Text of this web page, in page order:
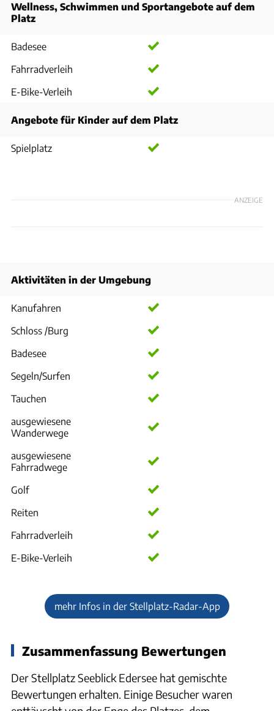
Wellness, Schwimmen und Sportangebote auf dem
Platz
Badesee
Fahrradverleih
E-Bike-Verleih
Angebote für Kinder auf dem Platz
Spielplatz
ANZEIGE
Aktivitäten in der Umgebung
Kanufahren
Schloss /Burg
Badesee
Segeln/Surfen
Tauchen
ausgewiesene
Wanderwege
ausgewiesene
Fahrradwege
Golf
Reiten
Fahrradverleih
E-Bike-Verleih
mehr Infos in der Stellplatz-Radar-App
Zusammenfassung Bewertungen
Der Stellplatz Seeblick Edersee hat gemischte
Bewertungen erhalten. Einige Besucher waren